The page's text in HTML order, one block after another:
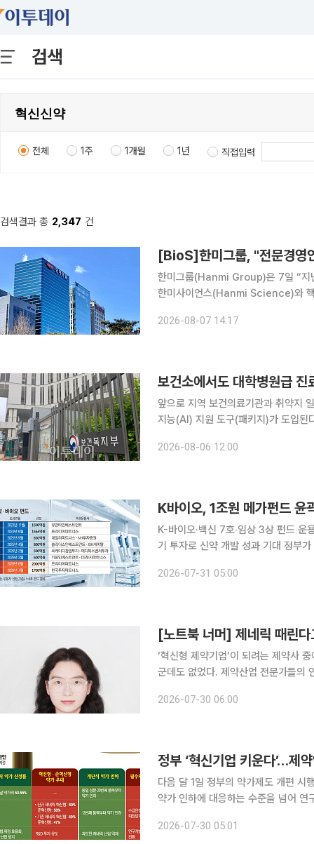
검색
전체 1주 1개월 1년 직접입력
검색결과 총 2,347 건
[BioS]한미그룹, "전문경영
한미그룹(Hanmi Group)은 7일 “지
한미사이언스(Hanmi Science)와
회사를 중심으로 생각하고 판단해야
2026-08-07 14:17
보건소에서도 대학병원급
앞으로 지역 보건의료기관과 취약지
지능(AI) 지원 도구(패키지)가 도입된
로 마련한 ‘AI 기본의료 전략’을 확정
2026-08-06 12:00
K바이오, 1조원 메가펀드 윤
K-바이오·백신 7호‧임상 3상 펀드 운
기 투자로 신약 개발 성과 기대 정부가 추진하는 바이오 정책펀드가 1조원 규모에 가까워지며 국내
화펀드의 운용사가 선정되면서 초기
2026-07-31 05:00
[노트북 너머] 제네릭 때린
‘혁신형 제약기업’이 되려는 제약사
군데도 없었다. 제약산업 전문가들의
목전의 약가 인하를 회피하는 수단일
2026-07-30 06:00
다음 달 1일 정부의 약가제도 개편 시
약가 인하에 대응하는 수준을 넘어
산업의 성장 공식을 ‘복제약 중심’에
2026-07-30 05:01